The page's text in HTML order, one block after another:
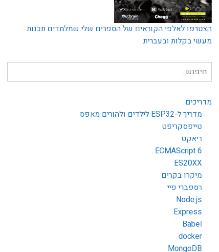
הצטרפו לאלפי הקוראים של הספרים שלי שמלמדים תכנות
מעשי בקלות ובעברית
חיפוש
עבור:
מדריכים
מדריך ל-ESP32 לילדים ולהורים מאפס
טייפסקריפט
ריאקט
ECMAScript 6
ES20XX
מיקרו בקרים
רספברי פיי
Node.js
Express
Babel
docker
MongoDB